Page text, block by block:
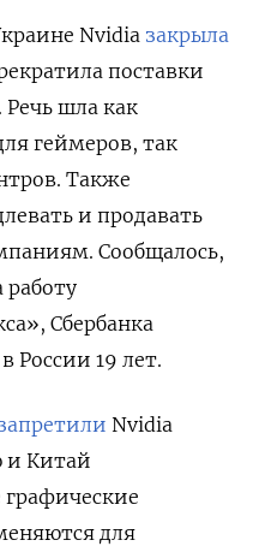
Nvidia закрыла
поставки
Речь шла как
геймеров, так
Также
и продавать
Сообщалось,
работу
Сбербанка
России 19 лет.
Nvidia
и Китай
для